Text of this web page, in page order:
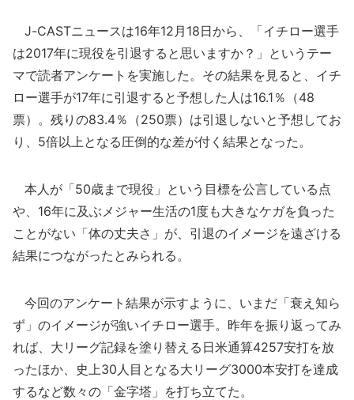
J-CASTニュースは16年12月18日から、「イチロー選手
は2017年に現役を引退すると思いますか？」というテー
マで読者アンケートを実施した。その結果を見ると、イチ
ロー選手が17年に引退すると予想した人は16.1％（48
票）。残りの83.4％（250票）は引退しないと予想してお
り、5倍以上となる圧倒的な差が付く結果となった。
本人が「50歳まで現役」という目標を公言している点
や、16年に及ぶメジャー生活の1度も大きなケガを負った
ことがない「体の丈夫さ」が、引退のイメージを遠ざける
結果につながったとみられる。
今回のアンケート結果が示すように、いまだ「衰え知ら
ず」のイメージが強いイチロー選手。昨年を振り返ってみ
れば、大リーグ記録を塗り替える日米通算4257安打を放
ったほか、史上30人目となる大リーグ3000本安打を達成
するなど数々の「金字塔」を打ち立てた。